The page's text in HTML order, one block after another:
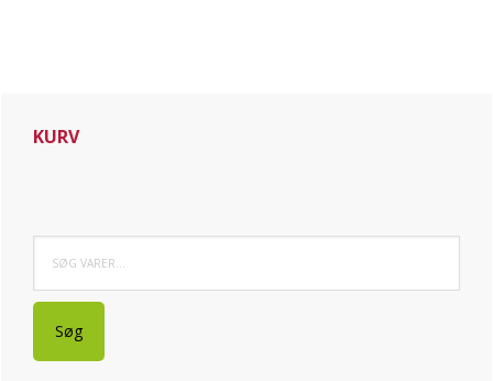
Primær
KURV
efter:
Søg